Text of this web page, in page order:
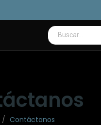
Contáctanos